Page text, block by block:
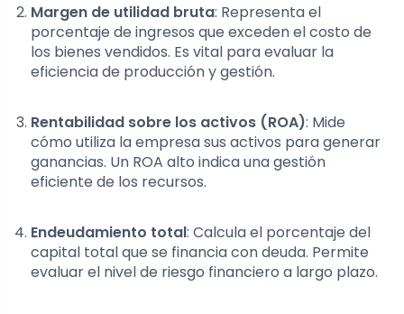
Margen de utilidad bruta: Representa el
porcentaje de ingresos que exceden el costo de
los bienes vendidos. Es vital para evaluar la
eficiencia de producción y gestión.
Rentabilidad sobre los activos (ROA): Mide
cómo utiliza la empresa sus activos para generar
ganancias. Un ROA alto indica una gestión
eficiente de los recursos.
Endeudamiento total: Calcula el porcentaje del
capital total que se financia con deuda. Permite
evaluar el nivel de riesgo financiero a largo plazo.